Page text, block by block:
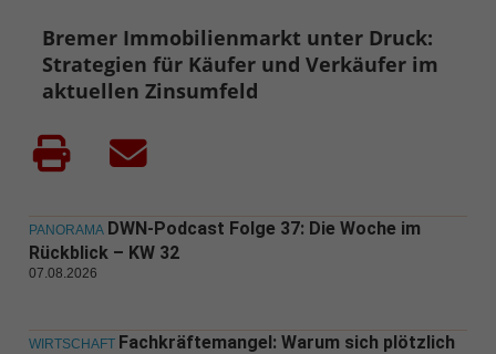
Bremer Immobilienmarkt unter Druck:
Strategien für Käufer und Verkäufer im
aktuellen Zinsumfeld
PANORAMA DWN-Podcast Folge 37: Die Woche im
Rückblick – KW 32
07.08.2026
WIRTSCHAFT Fachkräftemangel: Warum sich plötzlich